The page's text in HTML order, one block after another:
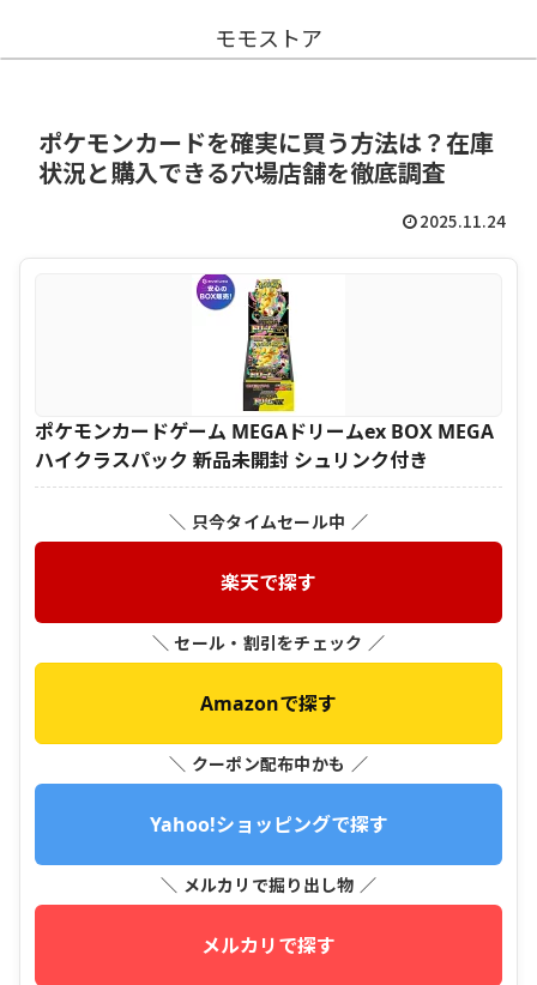
モモストア
ポケモンカードを確実に買う方法は？在庫
状況と購入できる穴場店舗を徹底調査
2025.11.24
ポケモンカードゲーム MEGAドリームex BOX MEGA
ハイクラスパック 新品未開封 シュリンク付き
＼ 只今タイムセール中 ／
楽天で探す
＼ セール・割引をチェック ／
Amazonで探す
＼ クーポン配布中かも ／
Yahoo!ショッピングで探す
＼ メルカリで掘り出し物 ／
メルカリで探す